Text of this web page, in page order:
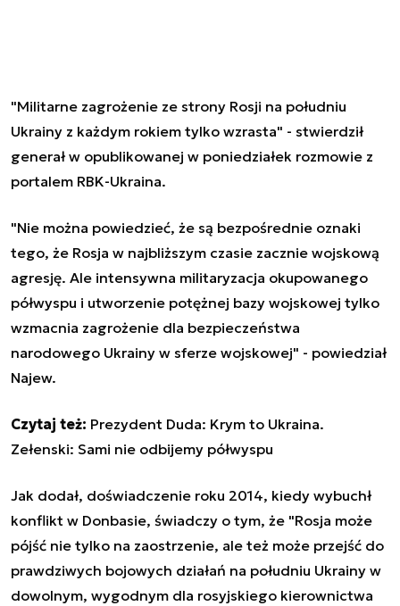
"Militarne zagrożenie ze strony Rosji na południu
Ukrainy z każdym rokiem tylko wzrasta" - stwierdził
generał w opublikowanej w poniedziałek rozmowie z
portalem RBK-Ukraina.
"Nie można powiedzieć, że są bezpośrednie oznaki
tego, że Rosja w najbliższym czasie zacznie wojskową
agresję. Ale intensywna militaryzacja okupowanego
półwyspu i utworzenie potężnej bazy wojskowej tylko
wzmacnia zagrożenie dla bezpieczeństwa
narodowego Ukrainy w sferze wojskowej" - powiedział
Najew.
Czytaj też: Prezydent Duda: Krym to Ukraina.
Zełenski: Sami nie odbijemy półwyspu
Jak dodał, doświadczenie roku 2014, kiedy wybuchł
konflikt w Donbasie, świadczy o tym, że "Rosja może
pójść nie tylko na zaostrzenie, ale też może przejść do
prawdziwych bojowych działań na południu Ukrainy w
dowolnym, wygodnym dla rosyjskiego kierownictwa